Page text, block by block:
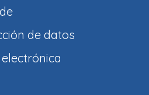
de datos